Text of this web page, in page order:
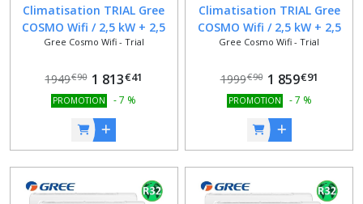
Climatisation TRIAL Gree
COSMO Wifi / 2,5 kW + 2,5
kW + 2,5 kW / 9000 BTU +
CLASSE A++ / A+ / Alexa /
Google Home
Gree Cosmo Wifi - Trial
1949€90 1 813€41
PROMOTION -7 %
Climatisation TRIAL Gree
COSMO Wifi / 2,5 kW + 2,5
kW + 3,5 kW / 9000 BTU +
CLASSE A++ / A+ / Alexa /
Google Home
Gree Cosmo Wifi - Trial
1999€90 1 859€91
PROMOTION - 7 %